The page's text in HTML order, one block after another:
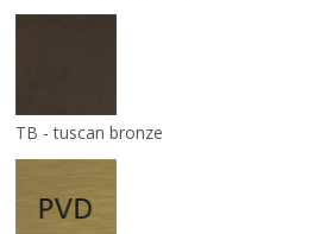
TB - tuscan bronze